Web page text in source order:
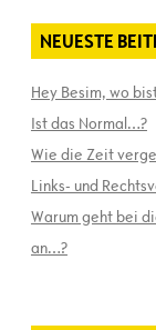
NEUESTE
Hey Besim, wo
Ist das Normal…?
Wie die Zeit
Links- und
Warum geht bei
an…?